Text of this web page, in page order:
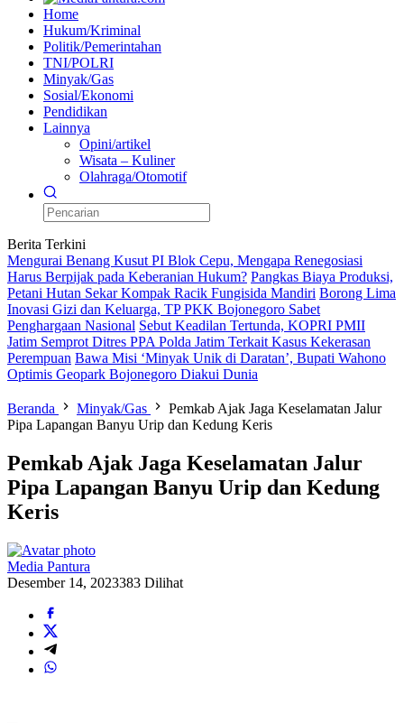
Home
Hukum/Kriminal
Politik/Pemerintahan
TNI/POLRI
Minyak/Gas
Sosial/Ekonomi
Pendidikan
Lainnya
Opini/artikel
Wisata – Kuliner
Olahraga/Otomotif
Berita Terkini
Mengurai Benang Kusut PI Blok Cepu, Mengapa Renegosiasi
Harus Berpijak pada Keberanian Hukum? Pangkas Biaya Produksi,
Petani Hutan Sekar Kompak Racik Fungisida Mandiri Borong Lima
Inovasi Gizi dan Keluarga, TP PKK Bojonegoro Sabet
Penghargaan Nasional Sebut Keadilan Tertunda, KOPRI PMII
Jatim Semprot Ditres PPA Polda Jatim Terkait Kasus Kekerasan
Perempuan Bawa Misi ‘Minyak Unik di Daratan’, Bupati Wahono
Optimis Geopark Bojonegoro Diakui Dunia
Beranda Minyak/Gas
Pemkab Ajak Jaga Keselamatan Jalur
Pipa Lapangan Banyu Urip dan Kedung Keris
Pemkab Ajak Jaga Keselamatan Jalur
Pipa Lapangan Banyu Urip dan Kedung
Keris
Media Pantura
Desember 14, 2023383 Dilihat